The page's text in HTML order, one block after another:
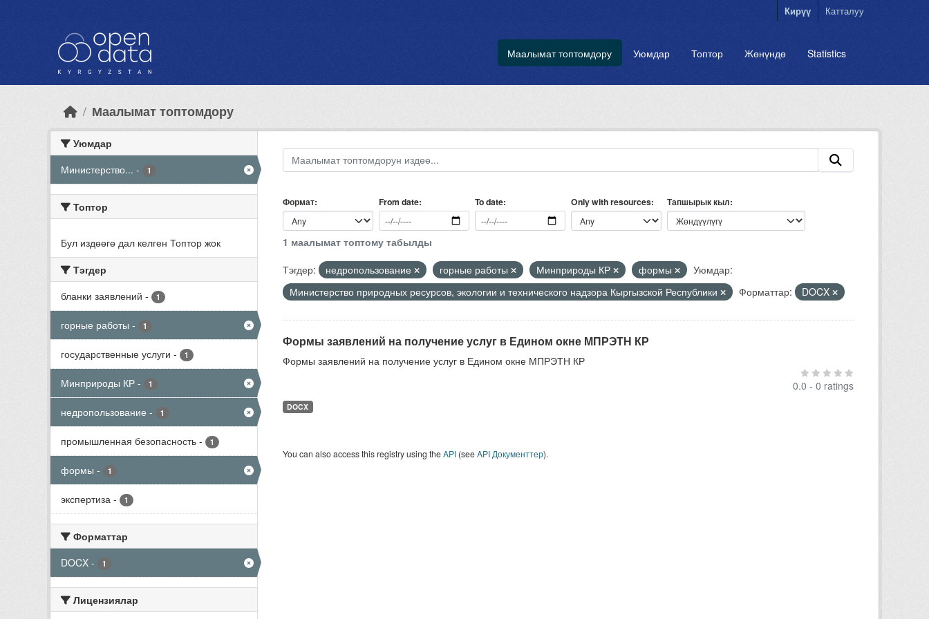
Кирүү Катталуу
Маалымат топтомдору Уюмдар Топтор Жөнүндө Statistics
Маалымат топтомдору
Уюмдар
Министерство... - 1
Топтор
Бул издөөгө дал келген Топтор жок
Тэгдер
бланки заявлений - 1
горные работы - 1
государственные услуги - 1
Минприроды КР - 1
недропользование - 1
промышленная безопасность - 1
формы - 1
экспертиза - 1
Форматтар
DOCX - 1
Лицензиялар
Формат From date To date Only with resources Тапшырык кыл
1 маалымат топтому табылды
Тэгдер:
недропользование горные работы Минприроды КР формы
Уюмдар:
Министерство природных ресурсов, экологии и технического надзора Кыргызской Республики
Форматтар: DOCX
Формы заявлений на получение услуг в Едином окне МПРЭТН КР
Формы заявлений на получение услуг в Едином окне МПРЭТН КР
0.0 - 0 ratings
DOCX
You can also access this registry using theAPI(seeAPI Документтер).